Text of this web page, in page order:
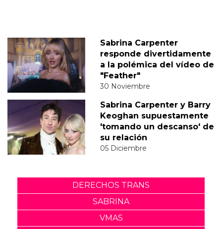
Sabrina Carpenter
responde divertidamente
a la polémica del vídeo de
"Feather"
30 Noviembre
Sabrina Carpenter y Barry
Keoghan supuestamente
'tomando un descanso' de
su relación
05 Diciembre
DERECHOS TRANS
SABRINA
VMAS